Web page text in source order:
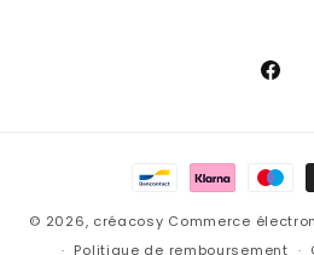
Moyens
paiement
© 2026, créacosy Commerce
Politique de remboursement